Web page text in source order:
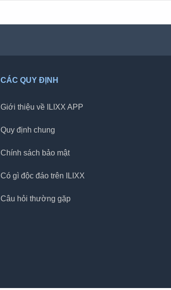
CÁC QUY ĐỊNH
Giới thiệu về ILIXX APP
Quy định chung
Chính sách bảo mật
Có gì độc đáo trên ILIXX
Câu hỏi thường gặp